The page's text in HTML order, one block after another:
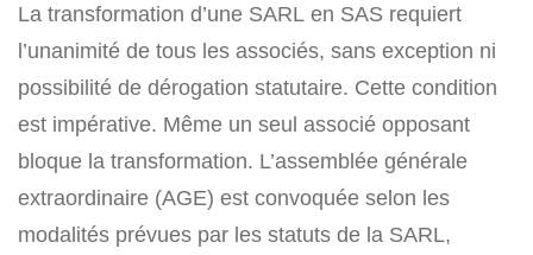
La transformation d’une SARL en SAS requiert
l’unanimité de tous les associés, sans exception ni
possibilité de dérogation statutaire. Cette condition
est impérative. Même un seul associé opposant
bloque la transformation. L’assemblée générale
extraordinaire (AGE) est convoquée selon les
modalités prévues par les statuts de la SARL,